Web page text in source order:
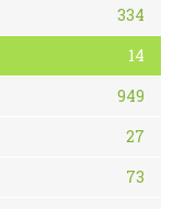
334
14
949
27
73